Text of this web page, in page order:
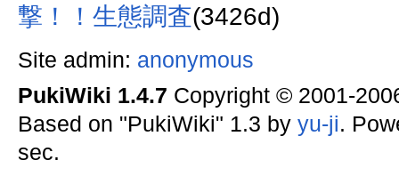
撃！！生態調査(3426d)
Site admin: anonymous
PukiWiki 1.4.7 Copyright © 2001-
Based on "PukiWiki" 1.3 by yu-ji.
sec.